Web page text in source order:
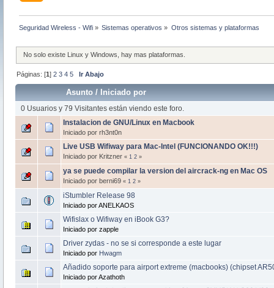
Seguridad Wireless - Wifi » Sistemas operativos » Otros sistemas y plataformas
No solo existe Linux y Windows, hay mas plataformas.
Páginas: [1]2 3 4 5 Ir Abajo
Asunto / Iniciado por
0 Usuarios y 79 Visitantes están viendo este foro.
Instalacion de GNU/Linux en Macbook
Iniciado por rh3nt0n
Live USB Wifiway para Mac-Intel (FUNCIONANDO OK!!!)
Iniciado por Kritzner « 1 2»
ya se puede compilar la version del aircrack-ng en Mac OS
Iniciado por berni69 « 1 2»
iStumbler Release 98
Iniciado por ANELKAOS
Wifislax o Wifiway en iBook G3?
Iniciado por zapple
Driver zydas - no se si corresponde a este lugar
Iniciado por Hwagm
Añadido soporte para airport extreme (macbooks) (chipset
Iniciado por Azathoth